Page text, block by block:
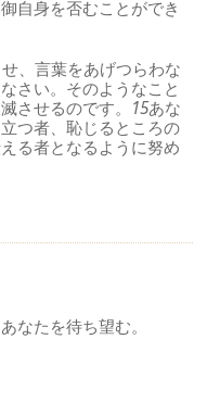
自身を否むことができ
、言葉をあげつらわな
さい。そのようなこと
させるのです。 15あな
つ者、恥じるところの
る者となるように努め
なたを待ち望む。